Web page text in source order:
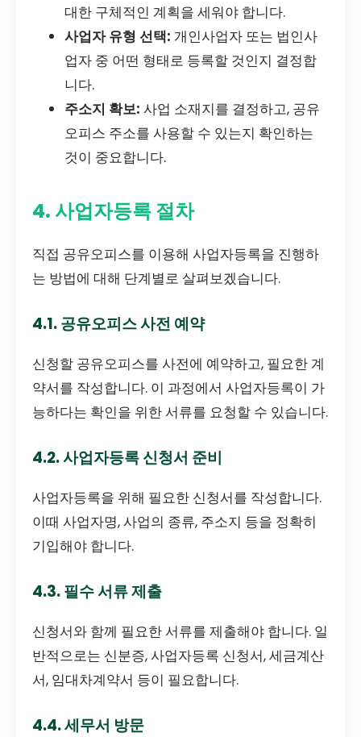
대한 구체적인 계획을 세워야 합니다.
사업자 유형 선택: 개인사업자 또는 법인사
업자 중 어떤 형태로 등록할 것인지 결정합
니다.
주소지 확보: 사업 소재지를 결정하고, 공유
오피스 주소를 사용할 수 있는지 확인하는
것이 중요합니다.
4. 사업자등록 절차
직접 공유오피스를 이용해 사업자등록을 진행하
는 방법에 대해 단계별로 살펴보겠습니다.
4.1. 공유오피스 사전 예약
신청할 공유오피스를 사전에 예약하고, 필요한 계
약서를 작성합니다. 이 과정에서 사업자등록이 가
능하다는 확인을 위한 서류를 요청할 수 있습니다.
4.2. 사업자등록 신청서 준비
사업자등록을 위해 필요한 신청서를 작성합니다.
이때 사업자명, 사업의 종류, 주소지 등을 정확히
기입해야 합니다.
4.3. 필수 서류 제출
신청서와 함께 필요한 서류를 제출해야 합니다. 일
반적으로는 신분증, 사업자등록 신청서, 세금계산
서, 임대차계약서 등이 필요합니다.
4.4. 세무서 방문